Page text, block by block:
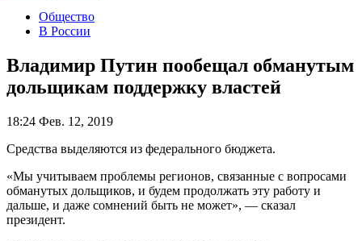
Общество
В России
Владимир Путин пообещал обманутым
дольщикам поддержку властей
18:24 Фев. 12, 2019
Средства выделяются из федерального бюджета.
«Мы учитываем проблемы регионов, связанные с вопросами
обманутых дольщиков, и будем продолжать эту работу и
дальше, и даже сомнений быть не может», — сказал
президент.